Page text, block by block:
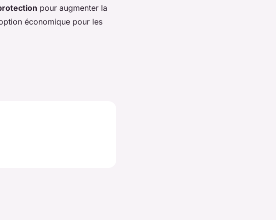
pour augmenter la
économique pour les